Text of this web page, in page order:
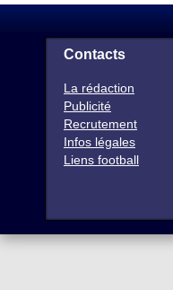
Contacts
La rédaction
Publicité
Recrutement
Infos légales
Liens football